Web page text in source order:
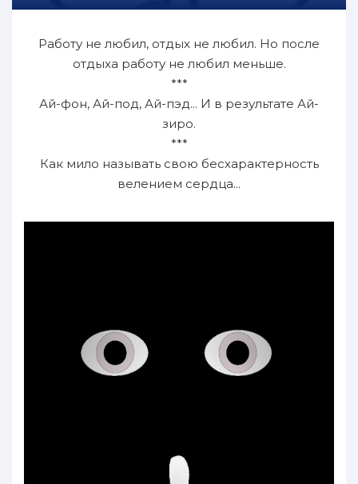
Работу не любил, отдых не любил. Но после
отдыха работу не любил меньше.
***
Ай-фон, Ай-под, Ай-пэд... И в результате Ай-
зиро.
***
Как мило называть свою бесхарактерность
велением сердца...